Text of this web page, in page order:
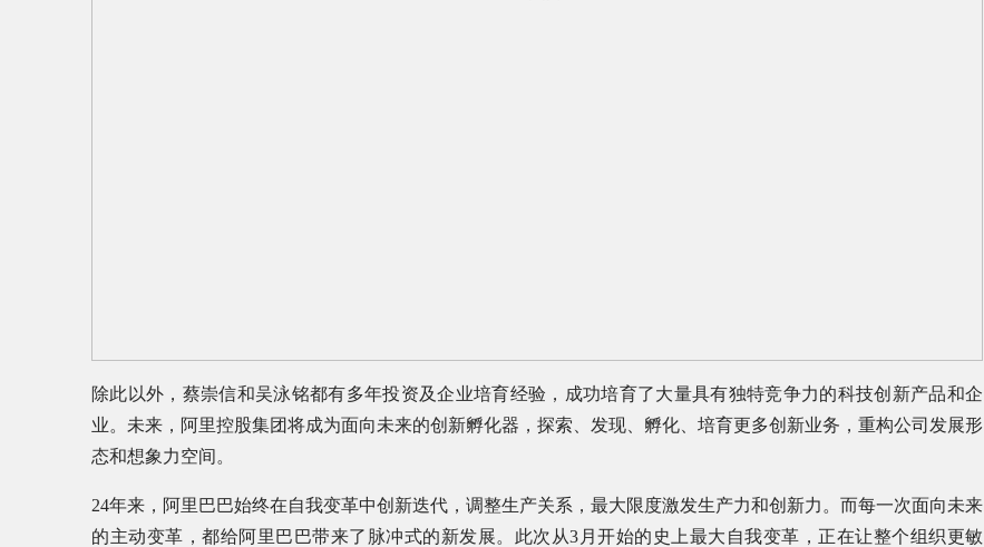
除此以外，蔡崇信和吴泳铭都有多年投资及企业培育经验，成功培育了大量具有独特竞争力的科技创新产品和企
业。未来，阿里控股集团将成为面向未来的创新孵化器，探索、发现、孵化、培育更多创新业务，重构公司发展形
态和想象力空间。
24年来，阿里巴巴始终在自我变革中创新迭代，调整生产关系，最大限度激发生产力和创新力。而每一次面向未来
的主动变革，都给阿里巴巴带来了脉冲式的新发展。此次从3月开始的史上最大自我变革，正在让整个组织更敏